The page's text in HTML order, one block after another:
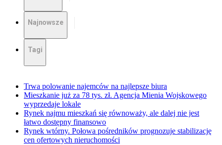
Najnowsze
Tagi
Trwa polowanie najemców na najlepsze biura
Mieszkanie już za 78 tys. zł. Agencja Mienia Wojskowego
wyprzedaje lokale
Rynek najmu mieszkań się równoważy, ale dalej nie jest
łatwo dostępny finansowo
Rynek wtórny. Połowa pośredników prognozuje stabilizację
cen ofertowych nieruchomości